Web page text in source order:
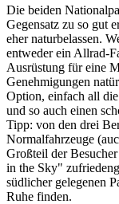
Die beiden
Gegensatz zu so gut
eher naturbelassen.
entweder ein Allrad-
Ausrüstung für eine
Genehmigungen
Option, einfach all
und so auch einen
Tipp: von den drei
Normalfahrzeuge
Großteil der
in the Sky"
südlicher gelegenen
Ruhe finden.